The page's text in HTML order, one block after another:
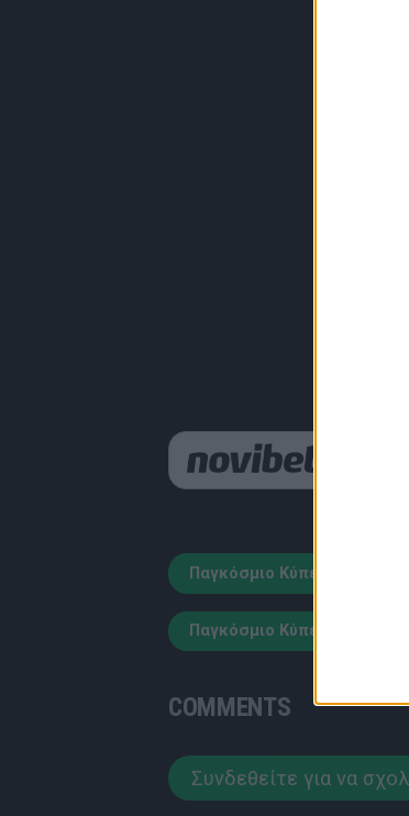
Παγκόσμιο Κύπελλο
Παγκόσμιο Κύπελλο
COMMENTS
Συνδεθείτε για να